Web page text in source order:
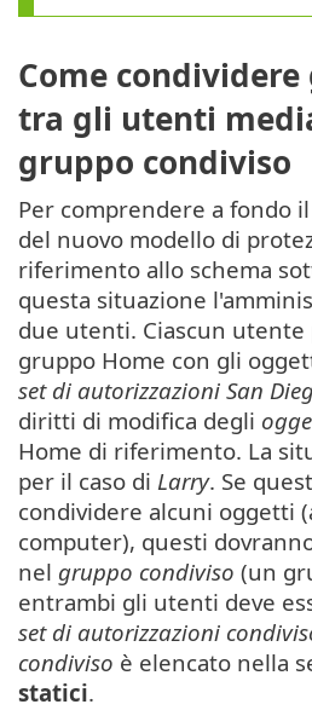
Come
tra gli utenti
gruppo condiviso
Per comprendere a fondo
del nuovo modello di
riferimento allo schema
questa situazione
due utenti. Ciascun
gruppo Home con gli
set di autorizzazioni San
diritti di modifica degli
Home di riferimento. La
per il caso di Larry. Se
condividere alcuni oggetti
computer), questi
nel gruppo condiviso (un
entrambi gli utenti deve
set di autorizzazioni
condiviso è elencato nella
statici.